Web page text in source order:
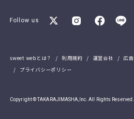
Follow us
sweet webとは？ 利用規約 運営会社
広
プライバシーポリシー
Copyright © TAKARAJIMASHA,Inc. All Rights Reserved.